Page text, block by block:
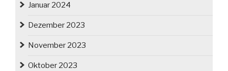
Januar 2024
Dezember 2023
November 2023
Oktober 2023